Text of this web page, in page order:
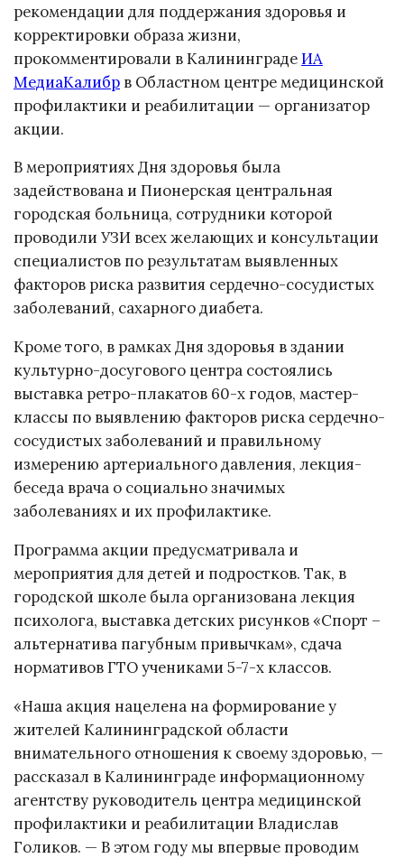
рекомендации для поддержания здоровья и
корректировки образа жизни,
прокомментировали в КалининградеИА
МедиаКалибр в Областном центре медицинской
профилактики и реабилитации — организатор
акции.
В мероприятиях Дня здоровья была
задействована и Пионерская центральная
городская больница, сотрудники которой
проводили УЗИ всех желающих и консультации
специалистов по результатам выявленных
факторов риска развития сердечно-сосудистых
заболеваний, сахарного диабета.
Кроме того, в рамках Дня здоровья в здании
культурно-досугового центра состоялись
выставка ретро-плакатов 60-х годов, мастер-
классы по выявлению факторов риска сердечно-
сосудистых заболеваний и правильному
измерению артериального давления, лекция-
беседа врача о социально значимых
заболеваниях и их профилактике.
Программа акции предусматривала и
мероприятия для детей и подростков. Так, в
городской школе была организована лекция
психолога, выставка детских рисунков «Спорт –
альтернатива пагубным привычкам», сдача
нормативов ГТО учениками 5-7-х классов.
«Наша акция нацелена на формирование у
жителей Калининградской области
внимательного отношения к своему здоровью, —
рассказал в Калининграде информационному
агентству руководитель центра медицинской
профилактики и реабилитации Владислав
Голиков. — В этом году мы впервые проводим